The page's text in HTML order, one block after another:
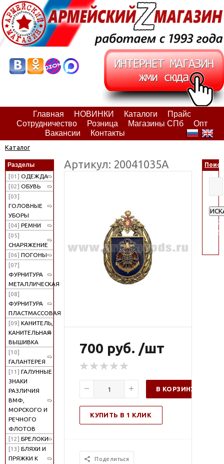
Главная НОВИНКИ Каталоги
Прайс
Сотрудничество
Розница Магазины СПб
Опт
Вакансии
Контакты
Каталог
Разделы
[01] ОДЕЖДА
[02] ОБУВЬ
[03]
ГОЛОВНЫЕ
УБОРЫ
[04] РЕМНИ
[05]
СНАРЯЖЕНИЕ
[06] ПОГОНЫ
[07]
ФУРНИТУРА
МЕТАЛЛИЧЕСКАЯ
[08]
ФУРНИТУРА
ПЛАСТМАССОВАЯ
[09] КАНИТЕЛЬ,
КАНИТЕЛЬНАЯ
ВЫШИВКА
[10]
ГАЛАНТЕРЕЯ
[11] ГАЛУННЫЕ
ЗНАКИ
РАЗЛИЧИЯ
ВМФ,
МОРСКОГО И
РЕЧНОГО
ФЛОТОВ
[12] БРЕЛОКИ
[13] БЛЯХИ И
ПРЯЖКИ К
Артикул: 20041035А
700 руб. /шт
В КОРЗИНУ
КУПИТЬ В 1 КЛИК
Поделиться
Поиск